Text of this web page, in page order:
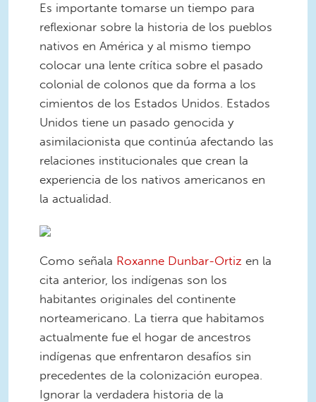
Es importante tomarse un tiempo para
reflexionar sobre la historia de los pueblos
nativos en América y al mismo tiempo
colocar una lente crítica sobre el pasado
colonial de colonos que da forma a los
cimientos de los Estados Unidos. Estados
Unidos tiene un pasado genocida y
asimilacionista que continúa afectando las
relaciones institucionales que crean la
experiencia de los nativos americanos en
la actualidad.
Como señala Roxanne Dunbar-Ortiz en la
cita anterior, los indígenas son los
habitantes originales del continente
norteamericano. La tierra que habitamos
actualmente fue el hogar de ancestros
indígenas que enfrentaron desafíos sin
precedentes de la colonización europea.
Ignorar la verdadera historia de la